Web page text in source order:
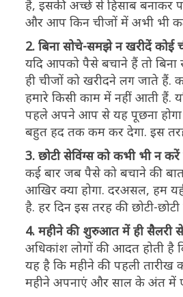
हैं, इसकी अच्छे से हिसाब
और आप किन चीजों में अभी भी
2. बिना सोचे-समझे न खरीदें कोई
यदि आपको पैसे बचाने हैं तो
ही चीजों को खरीदने लग जाते हैं.
हमारे किसी काम में नहीं आती
पहले अपने आप से यह पूछना
बहुत हद तक कम कर देगा. इस
3. छोटी सेविंग्स को कभी भी न
कई बार जब पैसे को बचाने की
आखिर क्या होगा. दरअसल, हम
है. हर दिन इस तरह की छोटी-
4. महीने की शुरुआत में ही सैलरी
अधिकांश लोगों की आदत होती
यह है कि महीने की पहली
महीने अपनाएं और साल के अंत में